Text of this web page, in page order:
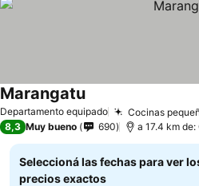
Departamento equipado Cocinas
Marangatu
8,3 Muy bueno 690 a 17.4 km
Seleccioná las fechas para ver
precios exactos